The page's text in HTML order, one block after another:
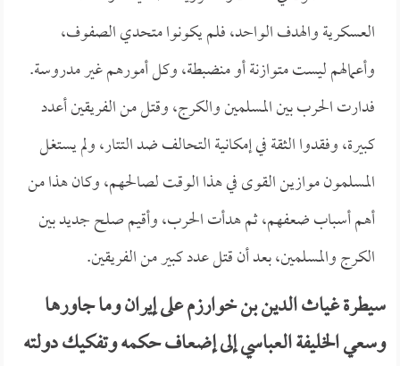
العسكرية والهدف الواحد، فلم يكونوا متحدي الصفوف،
وأعمالهم ليست متوازنة أو منضبطة، وكل أمورهم غير مدروسة.
فدارت الحرب بين المسلمين والكرج، وقتل من الفريقين أعدد
كبيرة، وفقدوا الثقة في إمكانية التحالف ضد التتار، ولم يستغل
المسلمون موازين القوى في هذا الوقت لصالحهم، وكان هذا من
أهم أسباب ضعفهم، ثم هدأت الحرب، وأقيم صلح جديد بين
الكرج والمسلمين، بعد أن قتل عدد كبير من الفريقين.
سيطرة غياث الدين بن خوارزم على إيران وما جاورها
وسعي الخليفة العباسي إلى إضعاف حكمه وتفكيك دولته